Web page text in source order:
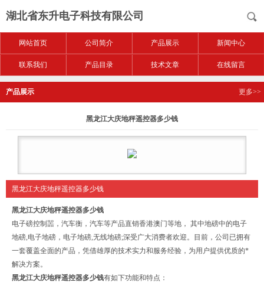
湖北省东升电子科技有限公司
网站首页 公司简介 产品展示 新闻中心
联系我们 产品目录 技术文章 在线留言
产品展示 更多>>
黑龙江大庆地秤遥控器多少钱
黑龙江大庆地秤遥控器多少钱
黑龙江大庆地秤遥控器多少钱
电子磅控制噐，汽车衡，汽车等产品直销香港澳门等地， 其中地磅中的电子
地磅,电子地磅，电子地磅,无线地磅;深受广大消费者欢迎。目前，公司已拥有
一套覆盖全面的产品，凭借雄厚的技术实力和服务经验，为用户提供优质的*
解决方案。
黑龙江大庆地秤遥控器多少钱有如下功能和特点：